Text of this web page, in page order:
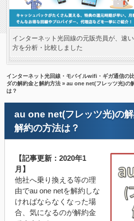
インターネット光回線の元販売員が、速
方を分析・比較しました
インターネット光回線・モバイルwifi・ギガ通信の
ダの解約金と解約方法 » au one net(フレッツ光)の
は？
au one net(フレッツ光)の
解約の方法は？
【記事更新：2020年1
月】
他社へ乗り換える等の理
由でau one netを解約しな
ければならなくなった場
合、気になるのが解約金